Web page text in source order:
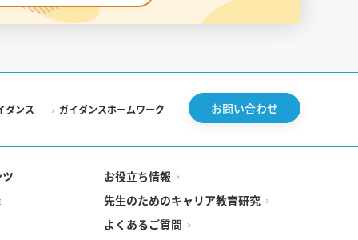
ダンス ガイダンスホームワーク お問い合わせ
お役立ち情報
先生のためのキャリア教育研究
よくあるご質問